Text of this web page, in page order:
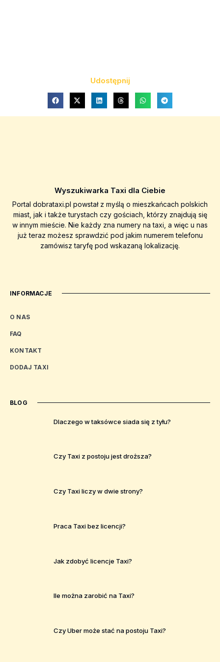
Udostępnij
Wyszukiwarka Taxi dla Ciebie
Portal dobrataxi.pl powstał z myślą o mieszkańcach polskich
miast, jak i także turystach czy gościach, którzy znajdują się
w innym mieście. Nie każdy zna numery na taxi, a więc u nas
już teraz możesz sprawdzić pod jakim numerem telefonu
zamówisz taryfę pod wskazaną lokalizację.
INFORMACJE
O NAS
FAQ
KONTAKT
DODAJ TAXI
BLOG
Dlaczego w taksówce siada się z tyłu?
Czy Taxi z postoju jest droższa?
Czy Taxi liczy w dwie strony?
Praca Taxi bez licencji?
Jak zdobyć licencje Taxi?
Ile można zarobić na Taxi?
Czy Uber może stać na postoju Taxi?